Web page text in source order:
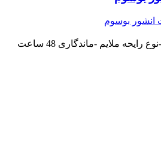
انشور بوسوم
-فاقد الکل -ضد حساسیت -نوع رایحه ملایم -ماندگاری 48 ساعت